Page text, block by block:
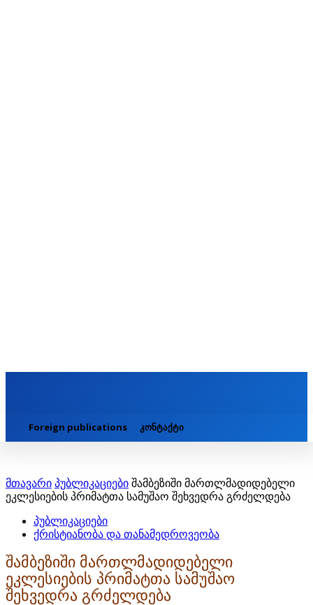
Foreign publications კონტაქტი
მთავარი პუბლიკაციები შამბეზიში მართლმადიდებელი
ეკლესიების პრიმატთა სამუშაო შეხვედრა გრძელდება
პუბლიკაციები
ქრისტიანობა და თანამედროვეობა
შამბეზიში მართლმადიდებელი
ეკლესიების პრიმატთა სამუშაო
შეხვედრა გრძელდება